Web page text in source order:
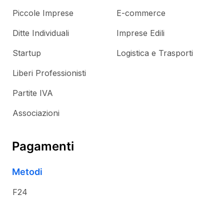
Piccole Imprese
Ditte Individuali
Startup
Liberi Professionisti
Partite IVA
Associazioni
E-commerce
Imprese Edili
Logistica e Trasporti
Pagamenti
Metodi
F24